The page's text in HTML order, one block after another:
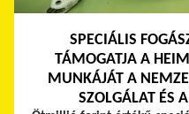
SPECIÁLIS
TÁMOGATJA A
MUNKÁJÁT A
SZOLGÁLAT ÉS